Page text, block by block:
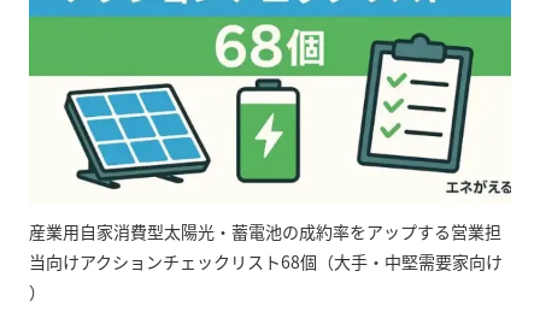
産業用自家消費型太陽光・蓄電池の成約率をアップする営業担
当向けアクションチェックリスト68個（大手・中堅需要家向け
）